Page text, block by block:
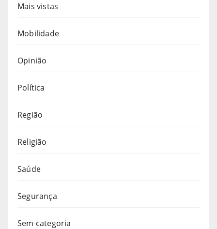
Mais vistas
Mobilidade
Opinião
Política
Região
Religião
Saúde
Segurança
Sem categoria